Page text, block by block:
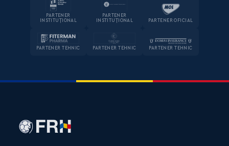
PARTENER
INSTITUȚIONAL
PARTENER
INSTITUȚIONAL
PARTENER OFICIAL
PARTENER TEHNIC PARTENER TEHNIC PARTENER TEHNIC